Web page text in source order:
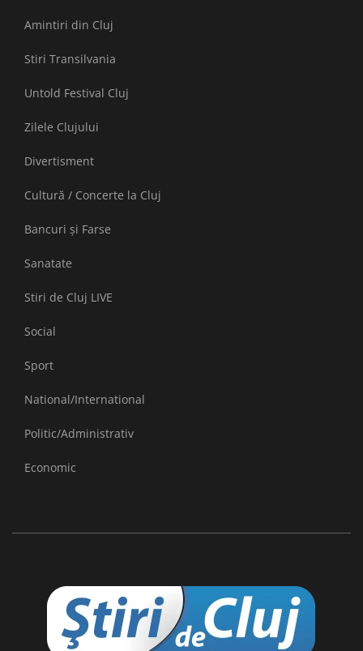
Amintiri din Cluj
Stiri Transilvania
Untold Festival Cluj
Zilele Clujului
Divertisment
Cultură / Concerte la Cluj
Bancuri și Farse
Sanatate
Stiri de Cluj LIVE
Social
Sport
National/International
Politic/Administrativ
Economic